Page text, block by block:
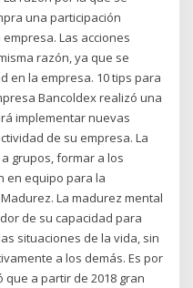
una participación
Las acciones
razón, ya que se
en la empresa. 10 tips para
Bancoldex realizó una
implementar nuevas
de su empresa. La
grupos, formar a los
en equipo para la
La madurez mental
de su capacidad para
situaciones de la vida, sin
a los demás. Es por
que a partir de 2018 gran